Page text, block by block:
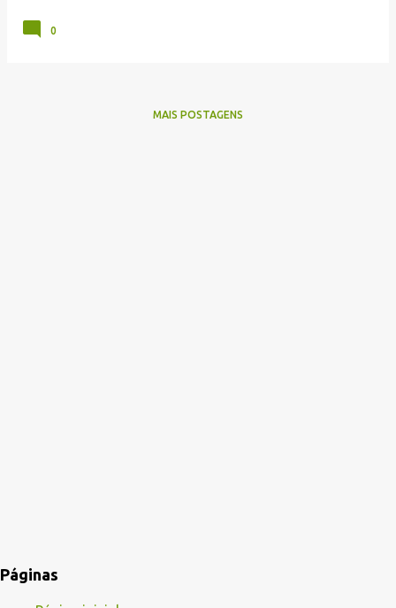
0
MAIS POSTAGENS
Páginas